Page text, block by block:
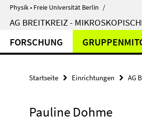
Physik • Freie Universität Berlin /
AG BREITKREIZ -
FORSCHUNG
Startseite Einrichtungen AG
Pauline Dohme